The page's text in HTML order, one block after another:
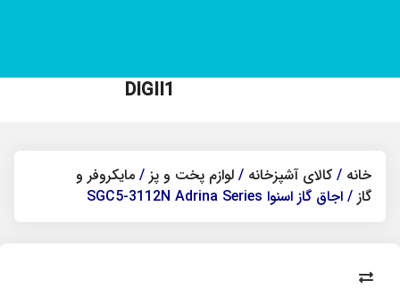
DIGII1
خانه / کالای آشپزخانه / لوازم پخت و پز / مایکروفر و
گاز / اجاق گاز اسنوا SGC5-3112N Adrina Series